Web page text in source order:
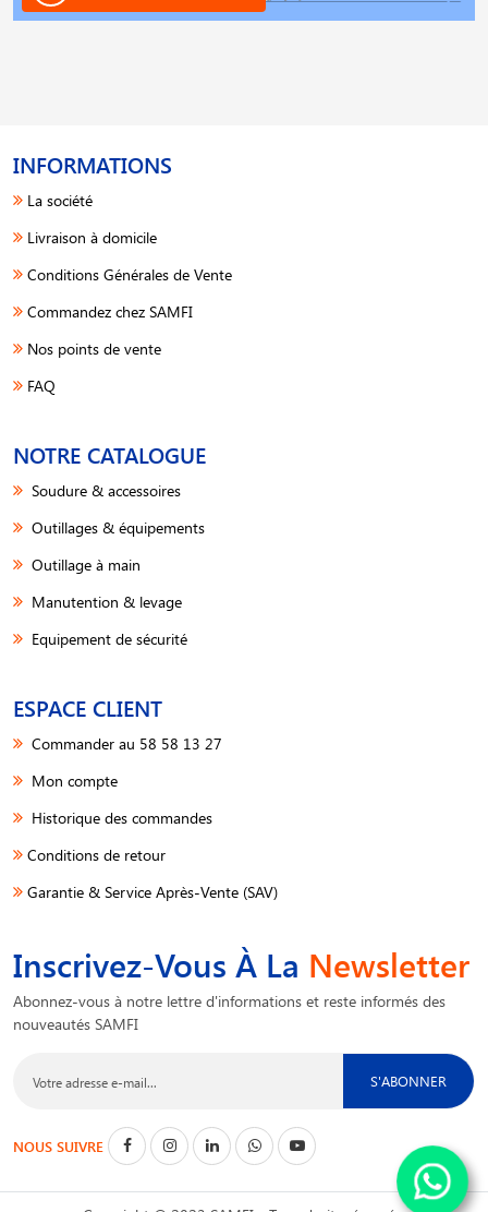
INFORMATIONS
La société
Livraison à domicile
Conditions Générales de Vente
Commandez chez SAMFI
Nos points de vente
FAQ
NOTRE CATALOGUE
Soudure & accessoires
Outillages & équipements
Outillage à main
Manutention & levage
Equipement de sécurité
ESPACE CLIENT
Commander au 58 58 13 27
Mon compte
Historique des commandes
Conditions de retour
Garantie & Service Après-Vente (SAV)
Inscrivez-Vous À La Newsletter
Abonnez-vous à notre lettre d'informations et reste informés des
nouveautés SAMFI
S'ABONNER
NOUS SUIVRE